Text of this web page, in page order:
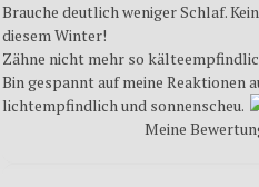
Brauche deutlich weniger Schlaf.
diesem Winter!
Zähne nicht mehr so
Bin gespannt auf meine Reaktionen
lichtempfindlich und sonnenscheu.
Meine